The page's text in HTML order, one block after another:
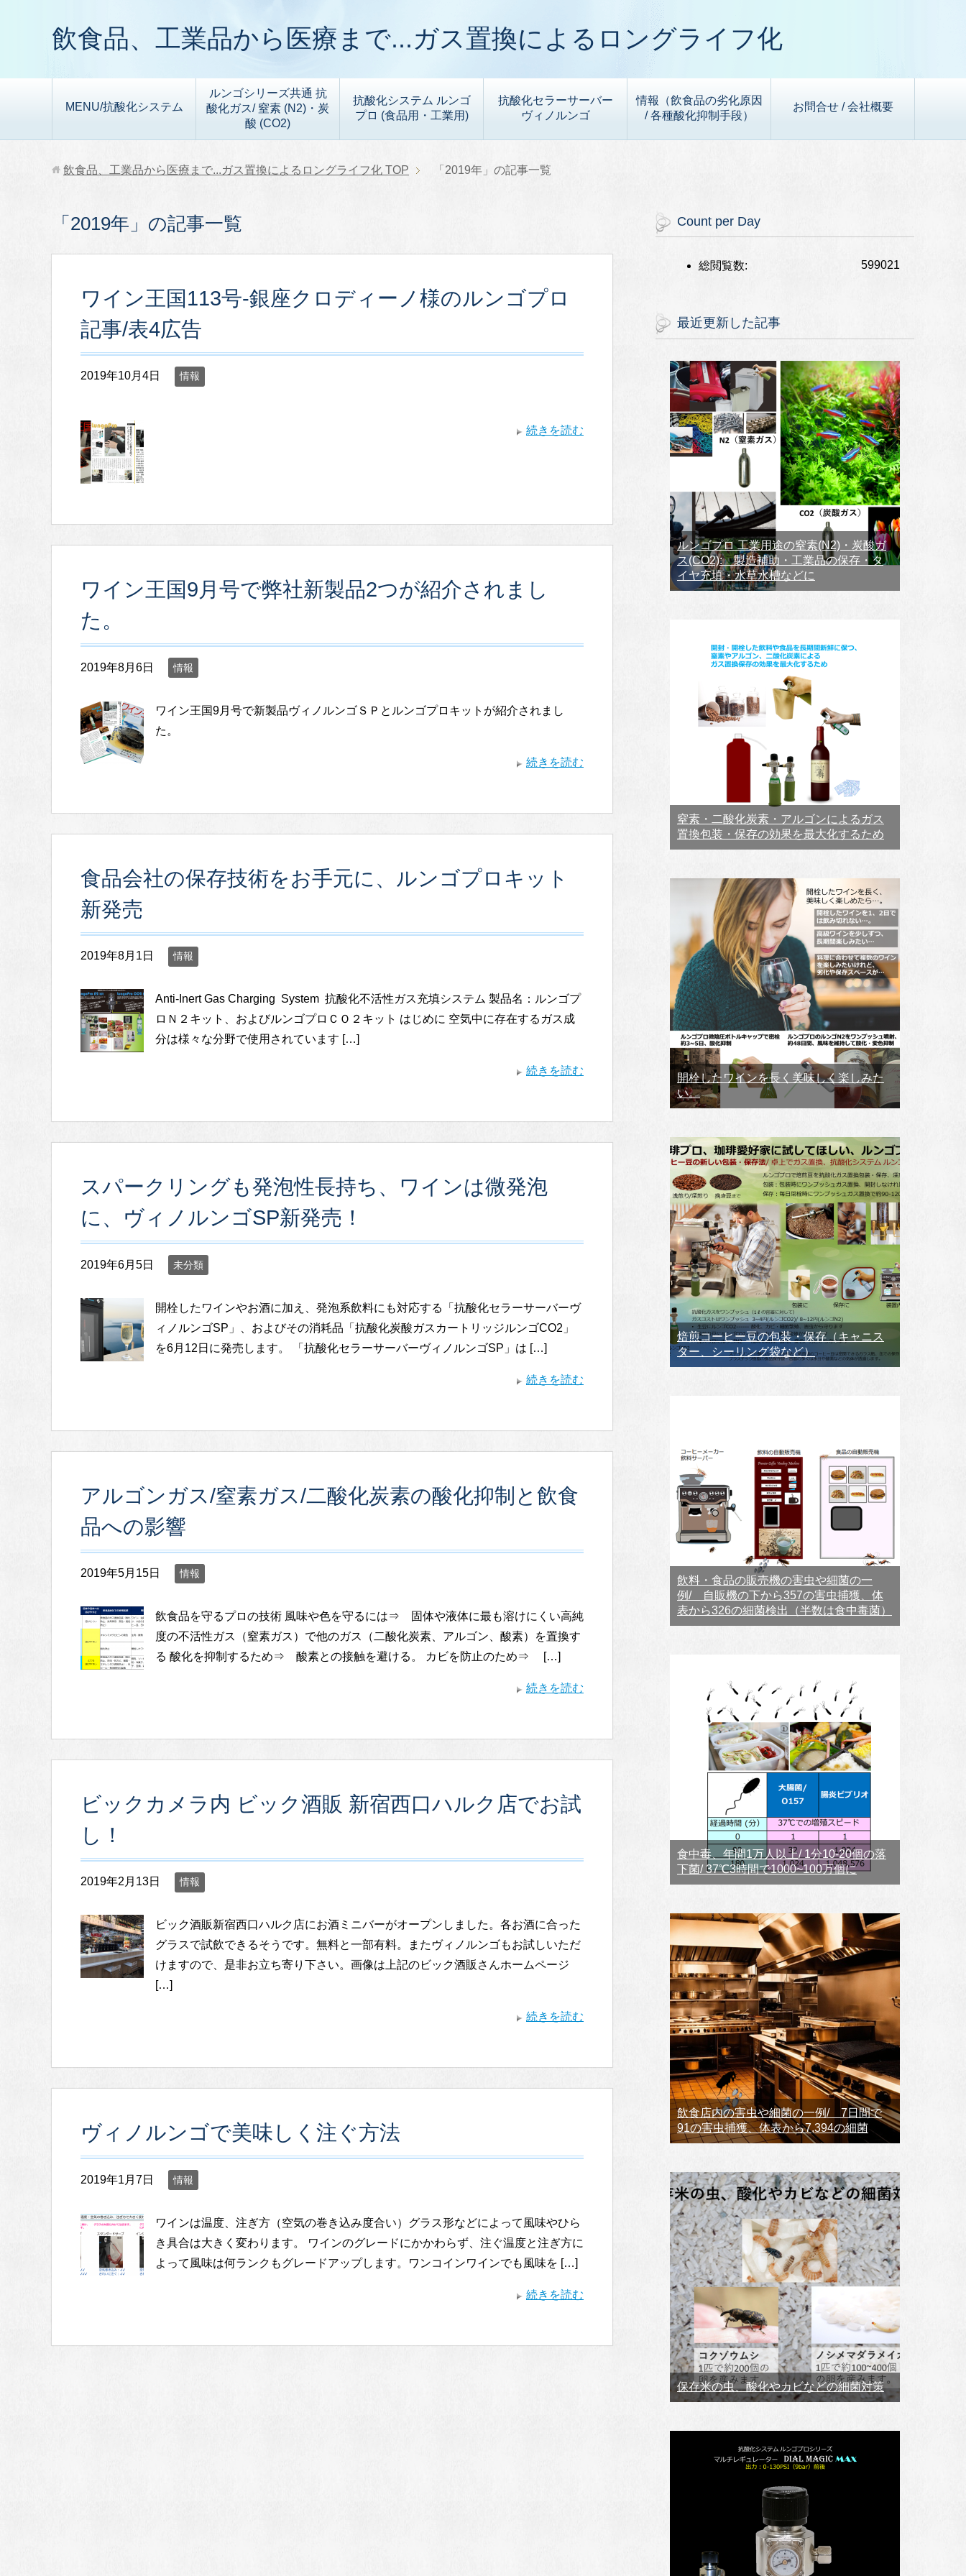
飲食品、工業品から医療まで...ガス置換によるロングライフ化
MENU/抗酸化システム
ルンゴシリーズ共通 抗
酸化ガス/ 窒素 (N2)・炭
酸 (CO2)
抗酸化システム ルンゴ
プロ (食品用・工業用)
抗酸化セラーサーバー
ヴィノルンゴ
情報（飲食品の劣化原因
/ 各種酸化抑制手段）
お問合せ / 会社概要
飲食品、工業品から医療まで...ガス置換によるロングライフ化 TOP 「2019年」の記事一覧
「2019年」の記事一覧
ワイン王国113号-銀座クロディーノ様のルンゴプロ
記事/表4広告
2019年10月4日 情報
続きを読む
ワイン王国9月号で弊社新製品2つが紹介されまし
た。
2019年8月6日 情報
ワイン王国9月号で新製品ヴィノルンゴＳＰとルンゴプロキットが紹介されまし
た。
続きを読む
食品会社の保存技術をお手元に、ルンゴプロキット
新発売
2019年8月1日 情報
Anti-Inert Gas Charging System 抗酸化不活性ガス充填システム 製品名：ルンゴプ
ロＮ２キット、およびルンゴプロＣＯ２キット はじめに 空気中に存在するガス成
分は様々な分野で使用されています […]
続きを読む
スパークリングも発泡性長持ち、ワインは微発泡
に、ヴィノルンゴSP新発売！
2019年6月5日 未分類
開栓したワインやお酒に加え、発泡系飲料にも対応する「抗酸化セラーサーバーヴ
ィノルンゴSP」、およびその消耗品「抗酸化炭酸ガスカートリッジルンゴCO2」
を6月12日に発売します。 「抗酸化セラーサーバーヴィノルンゴSP」は […]
続きを読む
アルゴンガス/窒素ガス/二酸化炭素の酸化抑制と飲食
品への影響
2019年5月15日 情報
飲食品を守るプロの技術 風味や色を守るには⇒ 固体や液体に最も溶けにくい高純
度の不活性ガス（窒素ガス）で他のガス（二酸化炭素、アルゴン、酸素）を置換す
る 酸化を抑制するため⇒ 酸素との接触を避ける。 カビを防止のため⇒ […]
続きを読む
ビックカメラ内 ビック酒販 新宿西口ハルク店でお試
し！
2019年2月13日 情報
ビック酒販新宿西口ハルク店にお酒ミニバーがオープンしました。各お酒に合った
グラスで試飲できるそうです。無料と一部有料。またヴィノルンゴもお試しいただ
けますので、是非お立ち寄り下さい。画像は上記のビック酒販さんホームページ
[…]
続きを読む
ヴィノルンゴで美味しく注ぐ方法
2019年1月7日 情報
ワインは温度、注ぎ方（空気の巻き込み度合い）グラス形などによって風味やひら
き具合は大きく変わります。 ワインのグレードにかかわらず、注ぐ温度と注ぎ方に
よって風味は何ランクもグレードアップします。ワンコインワインでも風味を […]
続きを読む
Count per Day
599021
総閲覧数:
最近更新した記事
ルンゴプロ 工業用途の窒素(N2)・炭酸ガ
ス(CO2): 製造補助・工業品の保存・タ
イヤ充填・水草水槽などに
窒素・二酸化炭素・アルゴンによるガス
置換包装・保存の効果を最大化するため
開栓したワインを長く美味しく楽しみた
い。
焙煎コーヒー豆の包装・保存（キャニス
ター、シーリング袋など）
飲料・食品の販売機の害虫や細菌の一
例/ 自販機の下から357の害虫捕獲、体
表から326の細菌検出（半数は食中毒菌）
食中毒、年間1万人以上/ 1分10-20個の落
下菌/ 37℃3時間で1000~100万個に
飲食店内の害虫や細菌の一例/ 7日間で
91の害虫捕獲、体表から7,394の細菌
保存米の虫、酸化やカビなどの細菌対策